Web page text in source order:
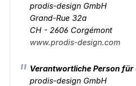
prodis-design GmbH
Grand-Rue 32a
CH - 2606 Corgémont
www.prodis-design.com
Verantwortliche Person für
prodis-design GmbH